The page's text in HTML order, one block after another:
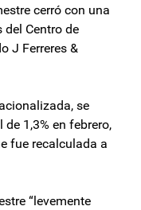
cerró con una
del Centro de
J Ferreres &
se
1,3% en febrero,
fue recalculada a
“levemente